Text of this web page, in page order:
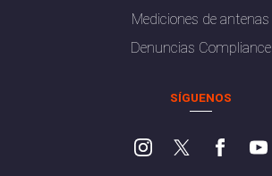
Mediciones de antenas
Denuncias Compliance
SÍGUENOS